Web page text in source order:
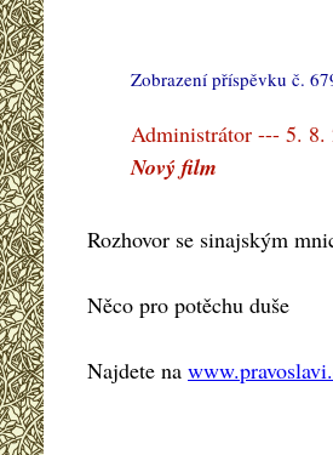
Zobrazení příspěvku č.
Administrátor --- 5. 8.
Nový film
Rozhovor se sinajským
Něco pro potěchu duše
Najdete na